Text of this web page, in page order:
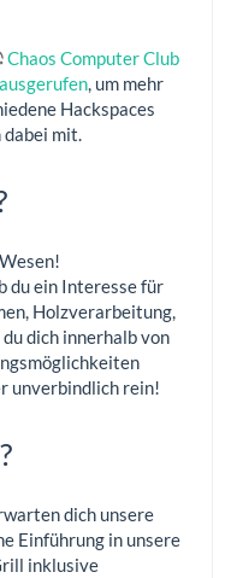
Chaos Computer Club
, um mehr
Hackspaces
dabei mit.
du ein Interesse für
Holzverarbeitung,
dich innerhalb von
unverbindlich rein!
dich unsere
Einführung in unsere
inklusive